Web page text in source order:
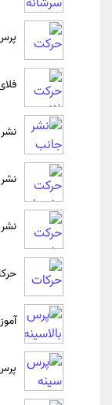
پرس
فلای
نشر جانب
نشر جلو
نشر خم
حرکات
آموزش پرس
پرس سینه